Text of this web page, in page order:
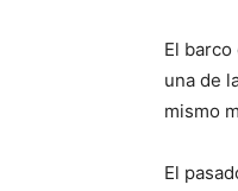
El
una de
mismo
El